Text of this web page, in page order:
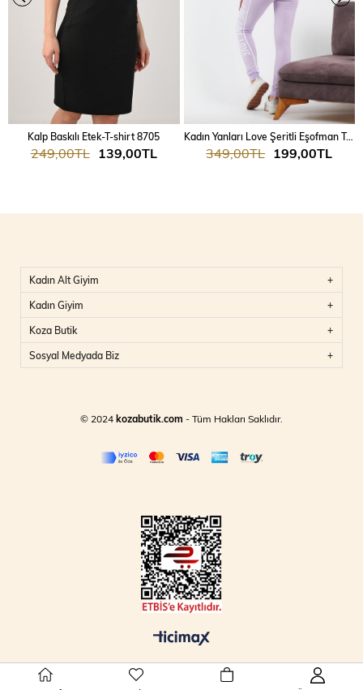
Kalp Baskılı Etek-T-shirt 8705
139,00TL
249,00TL
Kadın Yanları Love Şeritli Eşofman Takım 7025
199,00TL
349,00TL
Kadın Alt Giyim
Kadın Giyim
Koza Butik
Sosyal Medyada Biz
© 2024kozabutik.com - Tüm Hakları Saklıdır.